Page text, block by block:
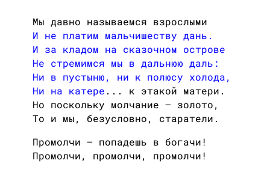
Мы давно называемся взрослыми
И не платим мальчишеству дань.
И за кладом на сказочном острове
Не стремимся мы в дальнюю даль:
Ни в пустыню, ни к полюсу холода,
Ни на катере ... к этакой матери.
Но поскольку молчание — золото,
То и мы, безусловно, старатели.
Промолчи — попадешь в богачи!
Промолчи, промолчи, промолчи!